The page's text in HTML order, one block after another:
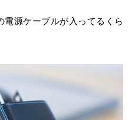
源ケーブルが入ってるくら